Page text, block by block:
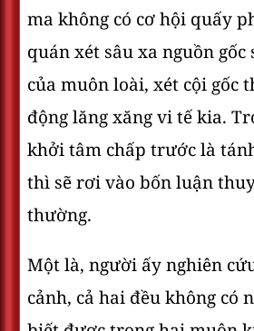
ma không có cơ hội quấy
quán xét sâu xa nguồn
của muôn loài, xét cội gốc
động lăng xăng vi tế kia.
khởi tâm chấp trước là
thì sẽ rơi vào bốn luận
thường.
Một là, người ấy nghiên
cảnh, cả hai đều không có